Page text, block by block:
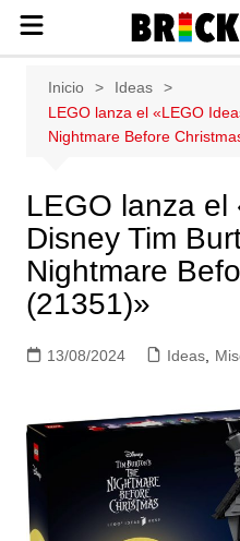
contenido
sobre las
Wars, Harry Potter,
Ninjago, Duplo,
Inicio
Ideas
LEGO lanza el «LEGO
Nightmare Before
LEGO lanza
Disney Tim
Nightmare
(21351)»
13/08/2024 Ideas,